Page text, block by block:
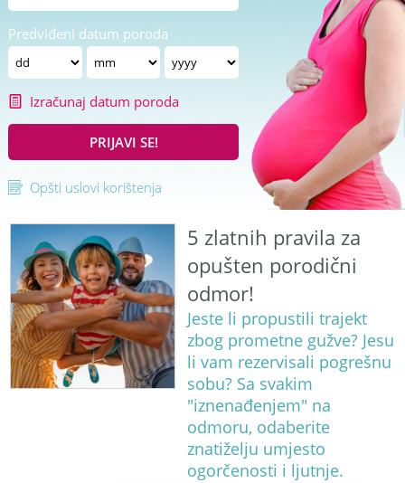
Predviđeni datum poroda
Izračunaj datum poroda
PRIJAVI SE!
Opšti uslovi korištenja
5 zlatnih pravila za
opušten porodični
odmor!
Jeste li propustili trajekt
zbog prometne gužve? Jesu
li vam rezervisali pogrešnu
sobu? Sa svakim
"iznenađenjem" na
odmoru, odaberite
znatiželju umjesto
ogorčenosti i ljutnje.